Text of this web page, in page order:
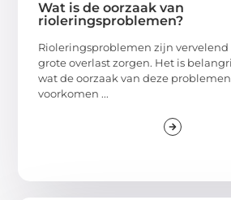
Wat is de oorzaak van
rioleringsproblemen?
Rioleringsproblemen zijn
grote overlast zorgen. Het is
wat de oorzaak van deze
voorkomen ...